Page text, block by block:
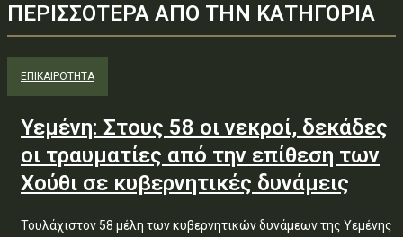
ΠΕΡΙΣΣΟΤΕΡΑ ΑΠΟ ΤΗΝ ΚΑΤΗΓΟΡΙΑ
ΕΠΙΚΑΙΡΟΤΗΤΑ
Υεμένη: Στους 58 οι νεκροί, δεκάδες
οι τραυματίες από την επίθεση των
Χούθι σε κυβερνητικές δυνάμεις
Τουλάχιστον 58 μέλη των κυβερνητικών δυνάμεων της Υεμένης